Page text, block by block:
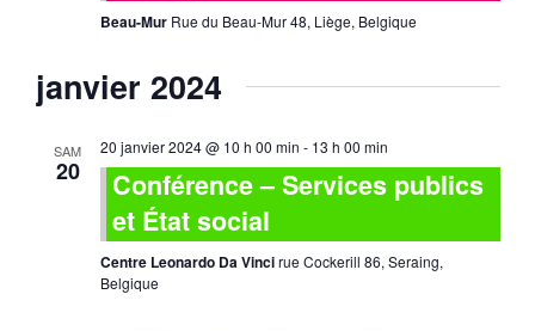
Beau-Mur Rue du Beau-Mur 48, Liège, Belgique
janvier 2024
SAM
20
20 janvier 2024 @ 10 h 00 min - 13 h 00 min
Conférence – Services publics
et État social
Centre Leonardo Da Vincirue Cockerill 86, Seraing,
Belgique